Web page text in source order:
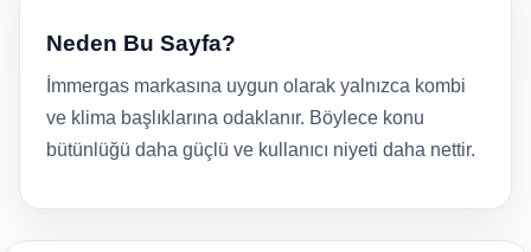
Neden Bu Sayfa?
İmmergas markasına uygun olarak yalnızca kombi
ve klima başlıklarına odaklanır. Böylece konu
bütünlüğü daha güçlü ve kullanıcı niyeti daha nettir.